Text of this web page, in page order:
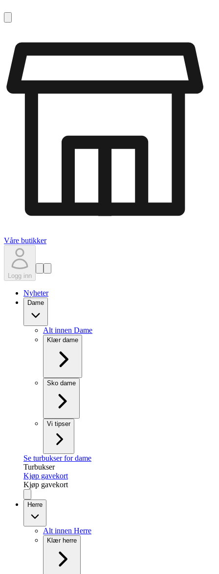
Våre butikker
Logg inn
Nyheter
Dame
Alt innen Dame
Klær dame
Sko dame
Vi tipser
Se turbukser for dame
Turbukser
Kjøp gavekort
Kjøp gavekort
Herre
Alt innen Herre
Klær herre